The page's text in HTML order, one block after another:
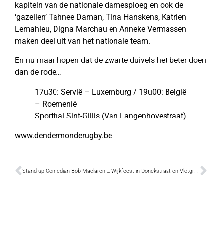
kapitein van de nationale damesploeg en ook de
‘gazellen’ Tahnee Daman, Tina Hanskens, Katrien
Lemahieu, Digna Marchau en Anneke Vermassen
maken deel uit van het nationale team.
En nu maar hopen dat de zwarte duivels het beter doen
dan de rode…
17u30: Servië – Luxemburg / 19u00: België
– Roemenië
Sporthal Sint-Gillis (Van Langenhovestraat)
www.dendermonderugby.be
Stand up Comedian Bob Maclaren in Zenith Wijkfeest in Donckstraat en Vlotgraslaan